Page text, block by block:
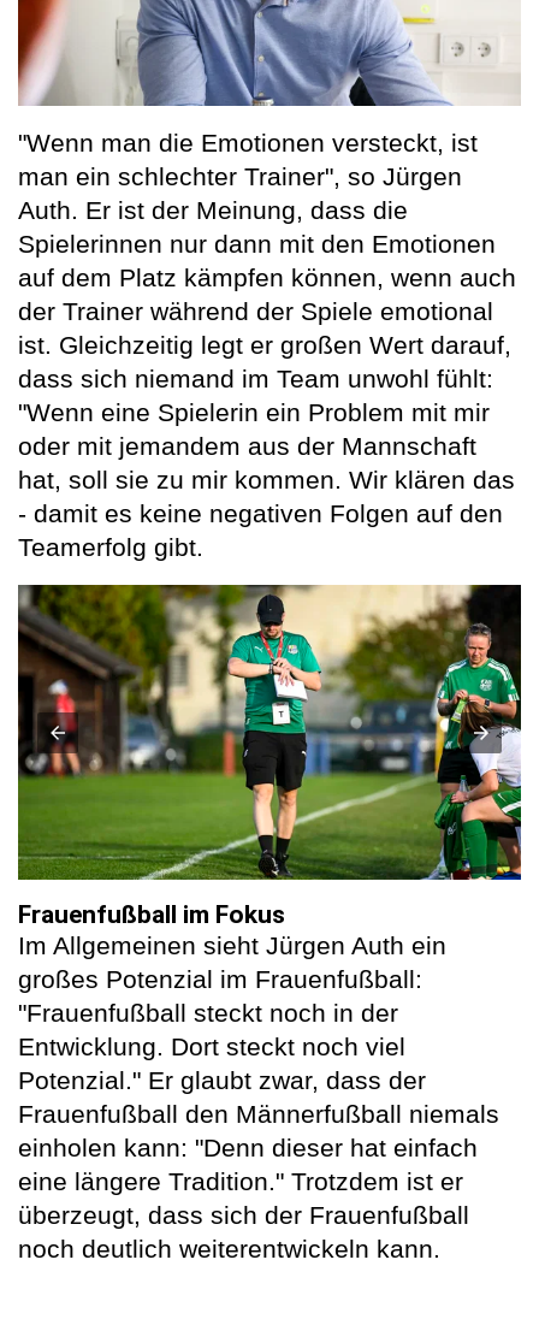
"Wenn man die Emotionen versteckt, ist
man ein schlechter Trainer", so Jürgen
Auth. Er ist der Meinung, dass die
Spielerinnen nur dann mit den Emotionen
auf dem Platz kämpfen können, wenn auch
der Trainer während der Spiele emotional
ist. Gleichzeitig legt er großen Wert darauf,
dass sich niemand im Team unwohl fühlt:
"Wenn eine Spielerin ein Problem mit mir
oder mit jemandem aus der Mannschaft
hat, soll sie zu mir kommen. Wir klären das
- damit es keine negativen Folgen auf den
Teamerfolg gibt.
Frauenfußball im Fokus
Im Allgemeinen sieht Jürgen Auth ein
großes Potenzial im Frauenfußball:
"Frauenfußball steckt noch in der
Entwicklung. Dort steckt noch viel
Potenzial." Er glaubt zwar, dass der
Frauenfußball den Männerfußball niemals
einholen kann: "Denn dieser hat einfach
eine längere Tradition." Trotzdem ist er
überzeugt, dass sich der Frauenfußball
noch deutlich weiterentwickeln kann.